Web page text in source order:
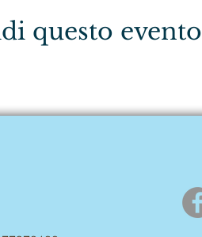
questo evento